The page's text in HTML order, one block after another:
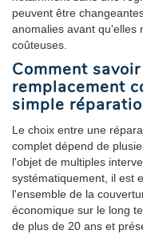
peuvent être
anomalies avant qu'elles
coûteuses.
Comment
remplacement
simple
Le choix entre une
complet dépend de
l'objet de multiples
systématiquement, il est
l'ensemble de la
économique sur le long
de plus de 20 ans et